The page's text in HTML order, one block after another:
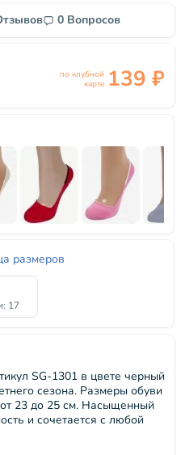
0 Вопросов
размеров
17
по клубной
карте 139 ₽
SG-1301 в цвете черный
сезона. Размеры обуви
23 до 25 см. Насыщенный
и сочетается с любой